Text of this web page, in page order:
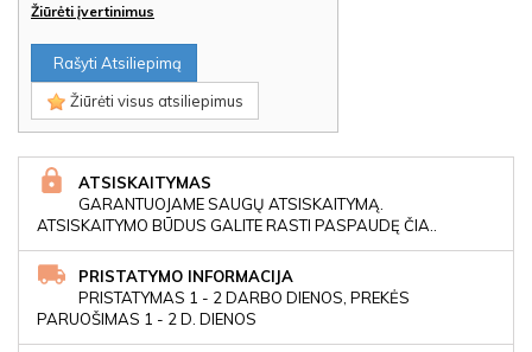
Žiūrėti įvertinimus
Rašyti Atsiliepimą
Žiūrėti visus atsiliepimus
ATSISKAITYMAS
GARANTUOJAME SAUGŲ ATSISKAITYMĄ.
ATSISKAITYMO BŪDUS GALITE RASTI PASPAUDĘ ČIA..
PRISTATYMO INFORMACIJA
PRISTATYMAS 1 - 2 DARBO DIENOS, PREKĖS
PARUOŠIMAS 1 - 2 D. DIENOS